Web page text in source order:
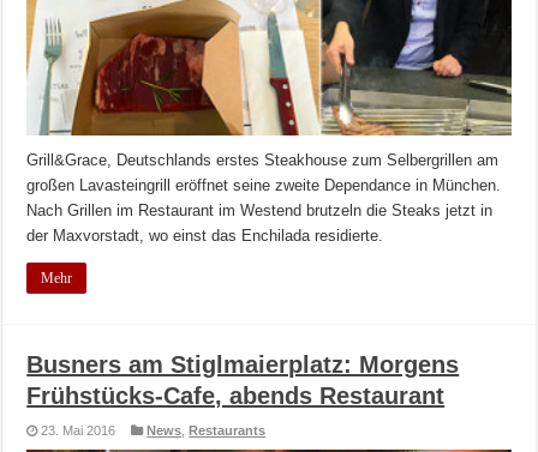
Grill&Grace, Deutschlands erstes Steakhouse zum Selbergrillen am
großen Lavasteingrill eröffnet seine zweite Dependance in München.
Nach Grillen im Restaurant im Westend brutzeln die Steaks jetzt in
der Maxvorstadt, wo einst das Enchilada residierte.
Mehr
Busners am Stiglmaierplatz: Morgens
Frühstücks-Cafe, abends Restaurant
23. Mai 2016 News ,Restaurants